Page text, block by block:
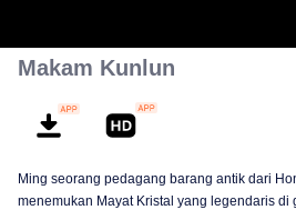
Makam Kunlun
Ming seorang pedagang barang antik dari
menemukan Mayat Kristal yang legendaris di